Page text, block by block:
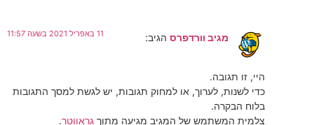
מגיב וורדפרס הגיב: 11 באפריל 2021 בשעה 11:57
היי, זו תגובה.
כדי לשנות, לערוך, או למחוק תגובות, יש לגשת למסך התגובות
בלוח הבקרה.
צלמית המשתמש של המגיב מגיעה מתוך גראווטר.